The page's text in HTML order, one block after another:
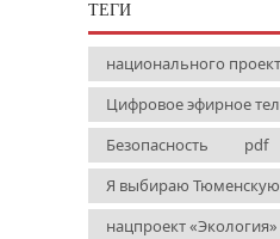
ТЕГИ
национального
Цифровое эфирное
Безопасность
pdf
Я выбираю Тюменскую
нацпроект «Экология»